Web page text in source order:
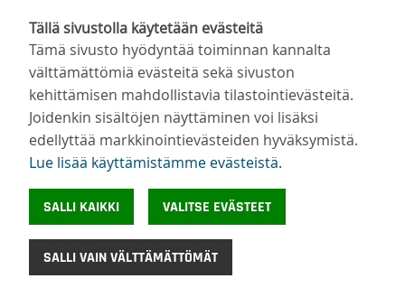
Tällä sivustolla käytetään evästeitä
Tämä sivusto hyödyntää toiminnan kannalta
välttämättömiä evästeitä sekä sivuston
kehittämisen mahdollistavia tilastointievästeitä.
Joidenkin sisältöjen näyttäminen voi lisäksi
edellyttää markkinointievästeiden hyväksymistä.
Lue lisää käyttämistämme evästeistä.​​​​​​
SALLI KAIKKI
SALLI VAIN VÄLTTÄMÄTTÖMÄT
VALITSE EVÄSTEET
Valimotie 10, 00380 Helsinki
toimisto@suomenvalmentajat.fi
Kaikki yhteystiedot
Evästeiden käyttö
©Suomen Valmentajat 2026